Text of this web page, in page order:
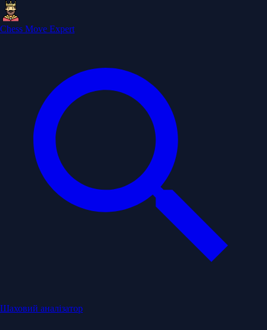
Chess Move Expert
Шаховий аналізатор